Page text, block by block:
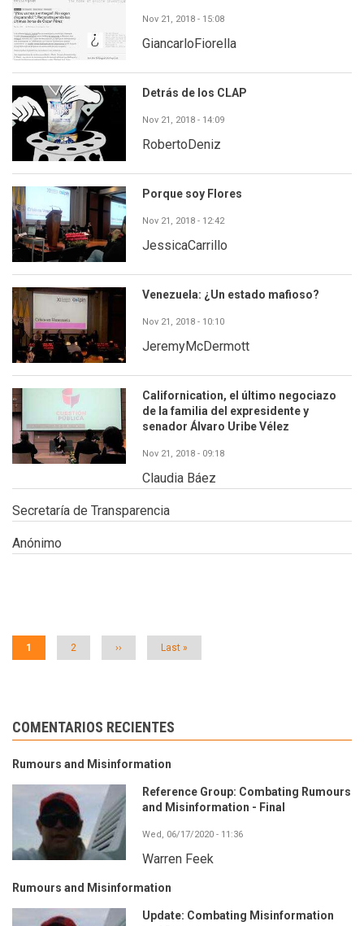
Nov 21, 2018 - 15:08
GiancarloFiorella
Detrás de los CLAP
Nov 21, 2018 - 14:09
RobertoDeniz
Porque soy Flores
Nov 21, 2018 - 12:42
JessicaCarrillo
Venezuela: ¿Un estado mafioso?
Nov 21, 2018 - 10:10
JeremyMcDermott
Californication, el último negociazo
de la familia del expresidente y
senador Álvaro Uribe Vélez
Nov 21, 2018 - 09:18
Claudia Báez
Secretaría de Transparencia
Anónimo
Página
actual
1 Página
2
Siguiente
página
››
Última
página
Last »
COMENTARIOS RECIENTES
Rumours and Misinformation
Reference Group: Combating Rumours
and Misinformation - Final
Wed, 06/17/2020 - 11:36
Warren Feek
Rumours and Misinformation
Update: Combating Misinformation